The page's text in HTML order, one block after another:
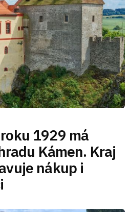
1929 má
Kámen. Kraj
nákup i